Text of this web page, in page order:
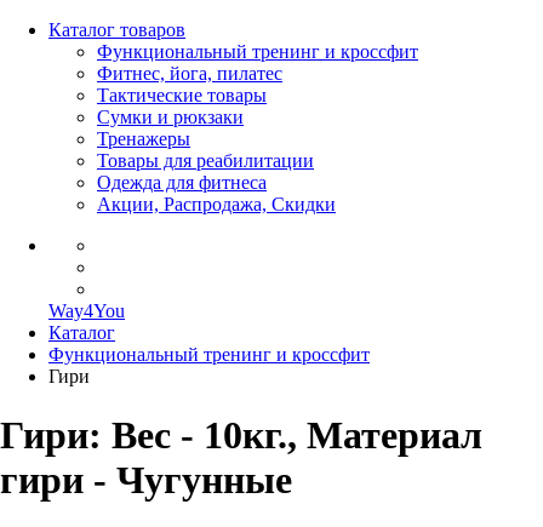
Каталог товаров
Функциональный тренинг и кроссфит
Фитнес, йога, пилатес
Тактические товары
Сумки и рюкзаки
Тренажеры
Товары для реабилитации
Одежда для фитнеса
Акции, Распродажа, Скидки
Way4You
Каталог
Функциональный тренинг и кроссфит
Гири
Гири: Вес - 10кг., Материал
гири - Чугунные